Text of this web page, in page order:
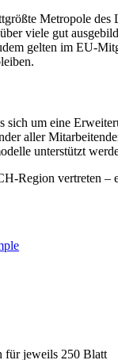
Metropole
viele gut
gelten im EU-
um eine
aller
unterstützt
Region vertreten